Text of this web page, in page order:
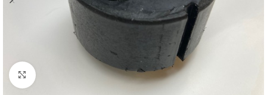
Cliquez pour agrandir